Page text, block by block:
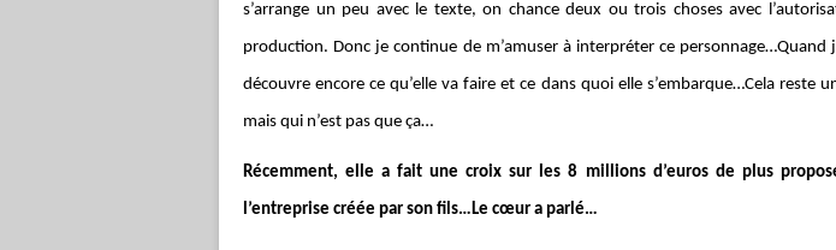
s’arrange un peu avec le texte, on chance deux ou trois choses avec
production. Donc je continue de m’amuser à interpréter ce personnage…Quand
découvre encore ce qu’elle va faire et ce dans quoi elle s’embarque…Cela reste
mais qui n’est pas que ça…
Récemment, elle a fait une croix sur les 8 millions d’euros de plus
l’entreprise créée par son fils…Le cœur a parlé…